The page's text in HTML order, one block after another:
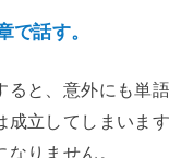
で話す。
ると、意外にも単
成立してしまいま
りません。